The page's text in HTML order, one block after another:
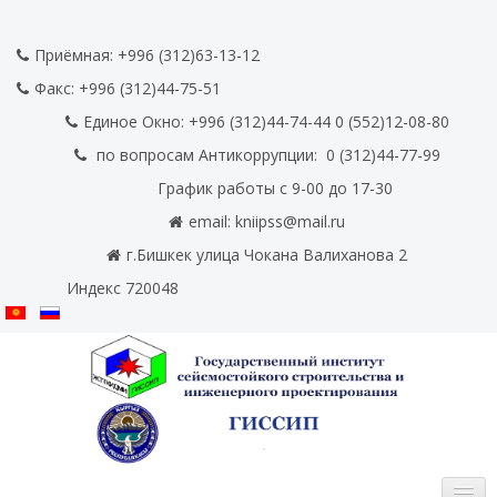
Приёмная: +996 (312)63-13-12
Факс: +996 (312)44-75-51
Единое Окно: +996 (312)44-74-44 0 (552)12-08-80
по вопросам Антикоррупции: 0 (312)44-77-99
График работы с 9-00 до 17-30
email: kniipss@mail.ru
г.Бишкек улица Чокана Валиханова 2
Индекс 720048